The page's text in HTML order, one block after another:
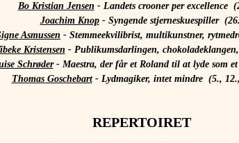
Bo Kristian Jensen - Landets crooner per excellence
Joachim Knop - Syngende stjerneskuespiller
Asmussen - Stemmeekvilibrist, multikunstner,
Kristensen - Publikumsdarlingen,
Schrøder - Maestra, der får et Roland til at lyde som
Thomas Goschebart - Lydmagiker, intet mindre  (5.,
REPERTOIRET